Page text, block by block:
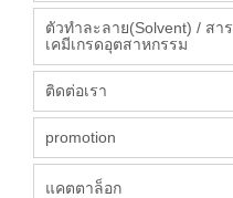
ตัวทำละลาย(Solvent) / สาร
เคมีเกรดอุตสาหกรรม
ติดต่อเรา
promotion
แคตตาล็อก